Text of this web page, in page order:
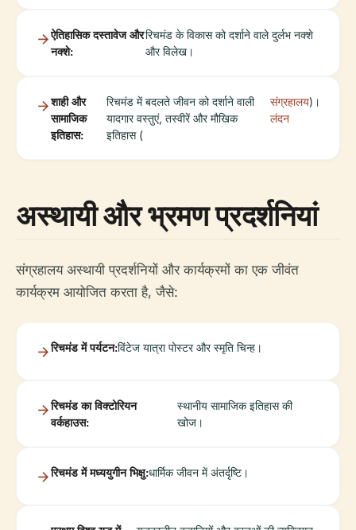
ऐतिहासिक दस्तावेज और
नक्शे:
रिचमंड के विकास को दर्शाने वाले दुर्लभ नक्शे
और विलेख।
शाही और
सामाजिक
इतिहास:
रिचमंड में बदलते जीवन को दर्शाने वाली
यादगार वस्तुएं, तस्वीरें और मौखिक
इतिहास (
संग्रहालय
लंदन
)।
अस्थायी और भ्रमण प्रदर्शनियां
संग्रहालय अस्थायी प्रदर्शनियों और कार्यक्रमों का एक जीवंत
कार्यक्रम आयोजित करता है, जैसे:
रिचमंड में पर्यटन:विंटेज यात्रा पोस्टर और स्मृति चिन्ह।
रिचमंड का विक्टोरियन
वर्कहाउस:
स्थानीय सामाजिक इतिहास की
खोज।
रिचमंड में मध्ययुगीन भिक्षु:धार्मिक जीवन में अंतर्दृष्टि।